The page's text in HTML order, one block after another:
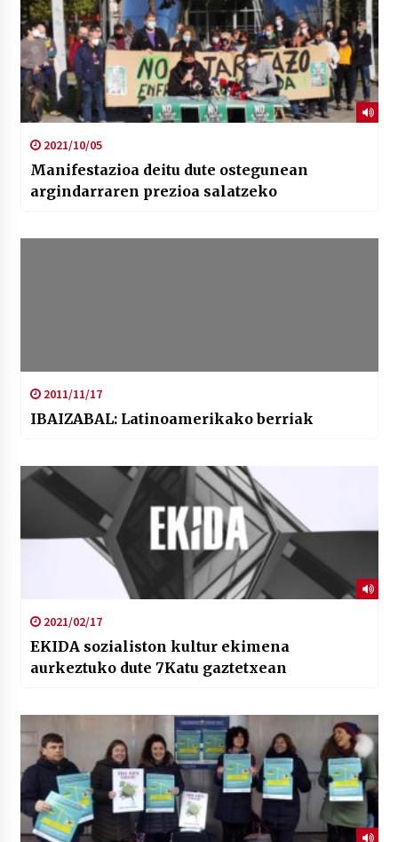
2021/10/05
Manifestazioa deitu dute ostegunean
argindarraren prezioa salatzeko
2011/11/17
IBAIZABAL: Latinoamerikako berriak
2021/02/17
EKIDA sozialiston kultur ekimena
aurkeztuko dute 7Katu gaztetxean